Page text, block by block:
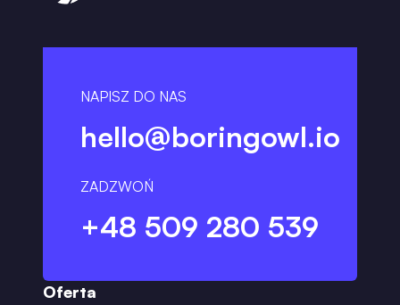
NAPISZ DO NAS
hello@boringowl.io
ZADZWOŃ
+48 509 280 539
Oferta